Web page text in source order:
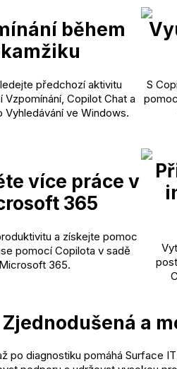
během
předchozí aktivitu
Copilot Chat a
Vyhledávání ve Windows.
S
více práce v
365
a získejte pomoc
pomocí Copilota v sadě
Microsoft 365.
Zjednodušená a
po diagnostiku pomáhá Surface